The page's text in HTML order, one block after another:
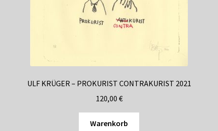
ULF KRÜGER – PROKURIST CONTRAKURIST 2021
120,00 €
Warenkorb